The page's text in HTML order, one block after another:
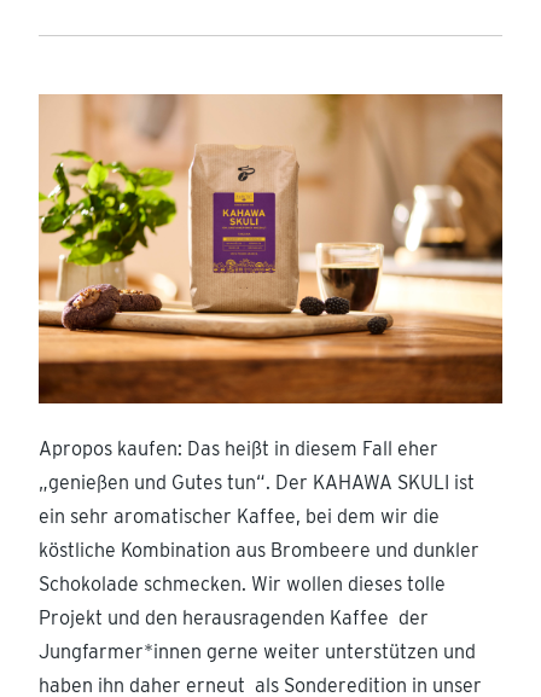
Apropos kaufen: Das heißt in diesem Fall eher
„genießen und Gutes tun“. Der KAHAWA SKULI ist
ein sehr aromatischer Kaffee, bei dem wir die
köstliche Kombination aus Brombeere und dunkler
Schokolade schmecken. Wir wollen dieses tolle
Projekt und den herausragenden Kaffee der
Jungfarmer*innen gerne weiter unterstützen und
haben ihn daher erneut als Sonderedition in unser